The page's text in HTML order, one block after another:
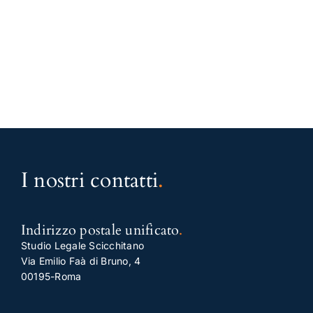
I nostri contatti.
Indirizzo postale unificato.
Studio Legale Scicchitano
Via Emilio Faà di Bruno, 4
00195-Roma